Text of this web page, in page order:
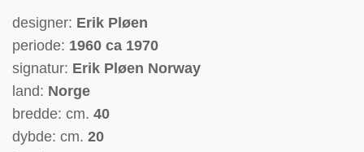
designer: Erik Pløen
periode: 1960 ca 1970
signatur: Erik Pløen Norway
land: Norge
bredde: cm. 40
dybde: cm. 20